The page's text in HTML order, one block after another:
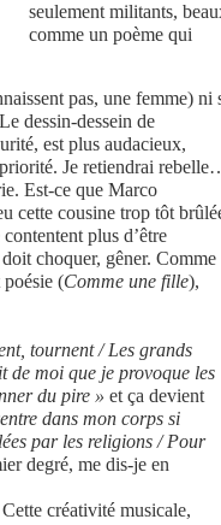
seulement militants,
comme un poème qui
pas, une femme) ni
dessin-dessein de
est plus audacieux,
Je retiendrai
Est-ce que Marco
cette cousine trop tôt
plus d’être
choquer, gêner. Comme
(Comme une fille),
tournent / Les grands
de moi que je provoque les
du pire » et ça devient
dans mon corps si
par les religions /Pour
degré, me dis-je en
créativité musicale,